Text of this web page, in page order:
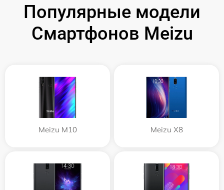
Популярные модели
Смартфонов Meizu
Meizu M10 Meizu X8